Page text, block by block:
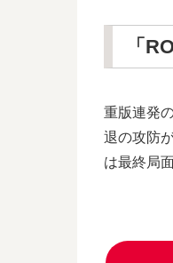
「
重版連発
退の攻防
は最終局